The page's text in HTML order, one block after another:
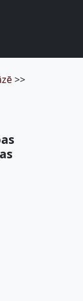
>>